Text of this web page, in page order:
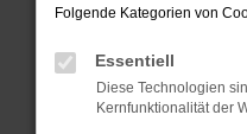
Prüfe deine
können das Laden
verhindern.
Folgende Kategorien von
Essentiell
Diese Technologien
Kernfunktionalität der